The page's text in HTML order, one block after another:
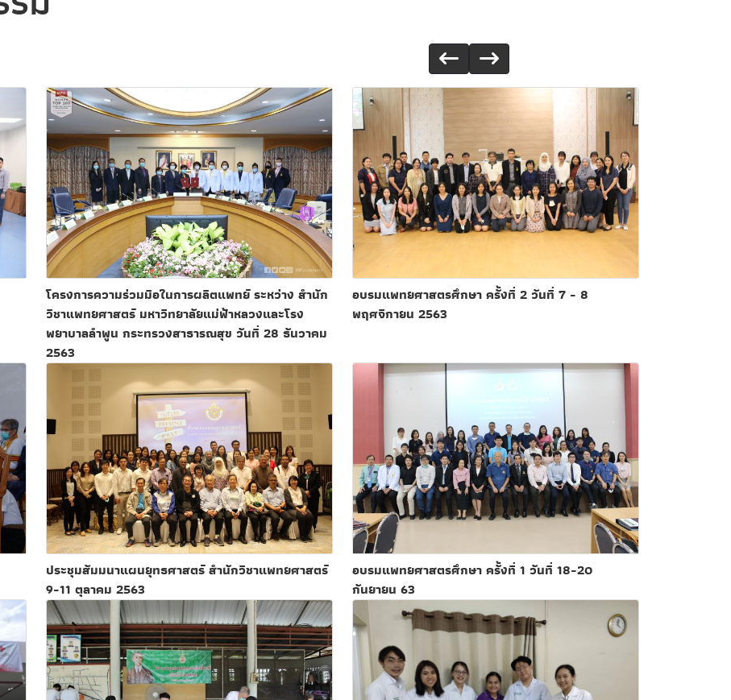
โครงการความร่วมมือในการผลิตแพทย์ ระหว่าง สำนัก
วิชาแพทยศาสตร์ มหาวิทยาลัยแม่ฟ้าหลวงและโรง
พยาบาลลำพูน กระทรวงสาธารณสุข วันที่ 28 ธันวาคม
2563
อบรมแพทยศาสตรศึกษา ครั้งที่ 2 วันที่ 7 - 8
พฤศจิกายน 2563
ประชุมสัมมนาแผนยุทธศาสตร์ สำนักวิชาแพทยศาสตร์
9-11 ตุลาคม 2563
อบรมแพทยศาสตรศึกษา ครั้งที่ 1 วันที่ 18-20
กันยายน 63